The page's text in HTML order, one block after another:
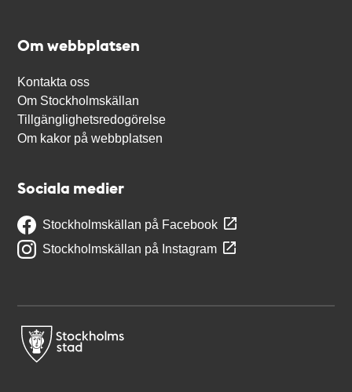
Om webbplatsen
Kontakta oss
Om Stockholmskällan
Tillgänglighetsredogörelse
Om kakor på webbplatsen
Sociala medier
Stockholmskällan på Facebook
Stockholmskällan på Instagram